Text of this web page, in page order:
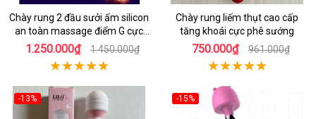
Chày rung 2 đầu sưởi ấm silicon
an toàn massage điểm G cực
yêu
1.250.000₫ 1.450.000₫
Chày rung liếm thụt cao cấp
tăng khoái cực phê sướng
750.000₫ 961.000₫
-13% -15%